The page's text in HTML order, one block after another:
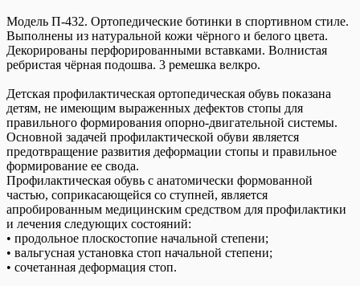
Модель П-432. Ортопедические ботинки в спортивном стиле.
Выполнены из натуральной кожи чёрного и белого цвета.
Декорированы перфорированными вставками. Волнистая
ребристая чёрная подошва. 3 ремешка велкро.
Детская профилактическая ортопедическая обувь показана
детям, не имеющим выраженных дефектов стопы для
правильного формирования опорно-двигательной системы.
Основной задачей профилактической обуви является
предотвращение развития деформации стопы и правильное
формирование ее свода.
Профилактическая обувь с анатомически формованной
частью, соприкасающейся со ступней, является
апробированным медицинским средством для профилактики
и лечения следующих состояний:
• продольное плоскостопие начальной степени;
• вальгусная установка стоп начальной степени;
• сочетанная деформация стоп.